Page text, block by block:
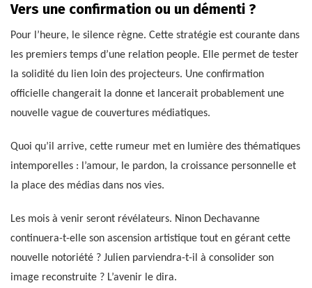
Vers une confirmation ou un démenti ?
Pour l’heure, le silence règne. Cette stratégie est courante dans
les premiers temps d’une relation people. Elle permet de tester
la solidité du lien loin des projecteurs. Une confirmation
officielle changerait la donne et lancerait probablement une
nouvelle vague de couvertures médiatiques.
Quoi qu’il arrive, cette rumeur met en lumière des thématiques
intemporelles : l’amour, le pardon, la croissance personnelle et
la place des médias dans nos vies.
Les mois à venir seront révélateurs. Ninon Dechavanne
continuera-t-elle son ascension artistique tout en gérant cette
nouvelle notoriété ? Julien parviendra-t-il à consolider son
image reconstruite ? L’avenir le dira.